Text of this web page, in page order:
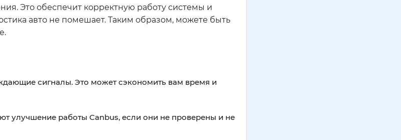
Это обеспечит корректную работу системы и
авто не помешает. Таким образом, можете быть
сигналы. Это может сэкономить вам время и
улучшение работы Canbus, если они не проверены и не